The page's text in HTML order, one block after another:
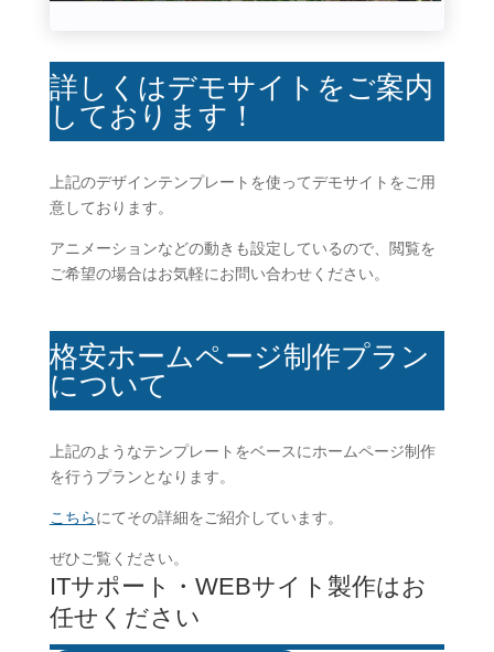
詳しくはデモサイトをご案内
しております！
上記のデザインテンプレートを使ってデモサイトをご用
意しております。
アニメーションなどの動きも設定しているので、閲覧を
ご希望の場合はお気軽にお問い合わせください。
格安ホームページ制作プラン
について
上記のようなテンプレートをベースにホームページ制作
を行うプランとなります。
こちらにてその詳細をご紹介しています。
ぜひご覧ください。
ITサポート・WEBサイト製作はお
任せください